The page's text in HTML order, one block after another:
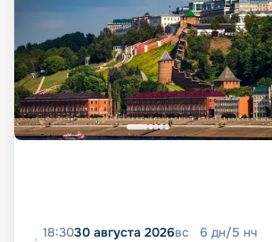
18:3030 августа 2026вс 6 дн/5 нч